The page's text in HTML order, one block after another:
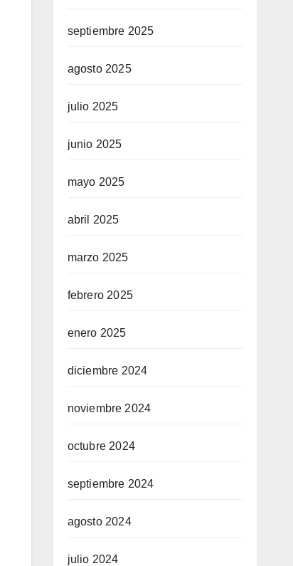
septiembre 2025
agosto 2025
julio 2025
junio 2025
mayo 2025
abril 2025
marzo 2025
febrero 2025
enero 2025
diciembre 2024
noviembre 2024
octubre 2024
septiembre 2024
agosto 2024
julio 2024